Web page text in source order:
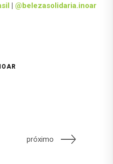
| @belezasolidaria.inoar
próximo